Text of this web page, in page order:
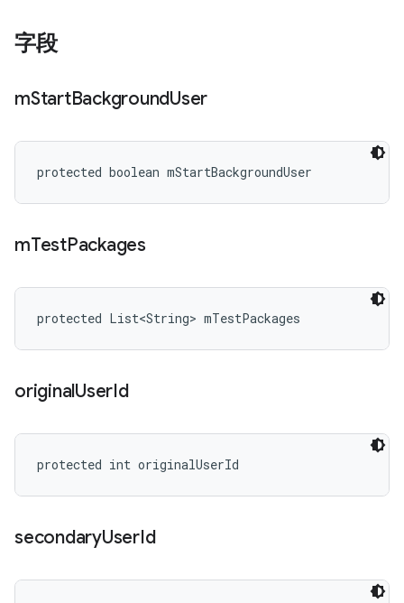
字段
mStartBackgroundUser
protected boolean mStartBackgroundUser
mTestPackages
protected List<String> mTestPackages
originalUserId
protected int originalUserId
secondaryUserId